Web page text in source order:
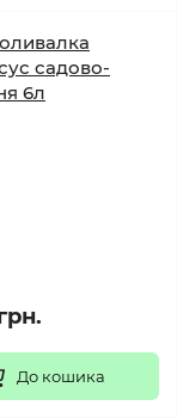
садово-
6л
До кошика